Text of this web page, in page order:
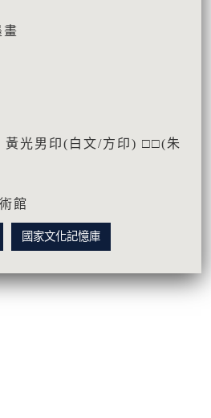
畫
黃光男印(白文/方印) □□(朱
館
國家文化記憶庫